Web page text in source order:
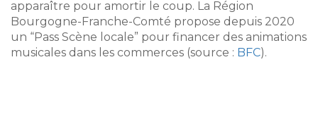
apparaître pour amortir le coup. La Région
Bourgogne-Franche-Comté propose depuis 2020
un “Pass Scène locale” pour financer des animations
musicales dans les commerces (source : BFC).